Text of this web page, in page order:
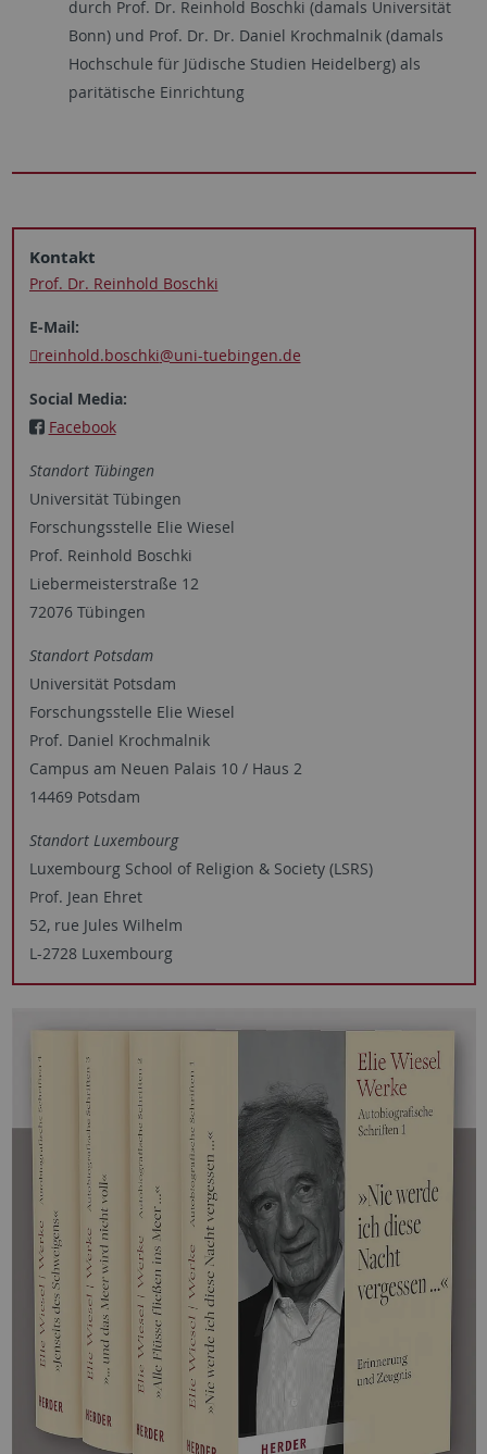
durch Prof. Dr. Reinhold Boschki (damals Universität
Bonn) und Prof. Dr. Dr. Daniel Krochmalnik (damals
Hochschule für Jüdische Studien Heidelberg) als
paritätische Einrichtung
Kontakt
Prof. Dr. Reinhold Boschki
E-Mail:
reinhold.boschki@uni-tuebingen.de
Social Media:
Facebook
Standort Tübingen
Universität Tübingen
Forschungsstelle Elie Wiesel
Prof. Reinhold Boschki
Liebermeisterstraße 12
72076 Tübingen
Standort Potsdam
Universität Potsdam
Forschungsstelle Elie Wiesel
Prof. Daniel Krochmalnik
Campus am Neuen Palais 10 / Haus 2
14469 Potsdam
Standort Luxembourg
Luxembourg School of Religion & Society (LSRS)
Prof. Jean Ehret
52, rue Jules Wilhelm
L-2728 Luxembourg